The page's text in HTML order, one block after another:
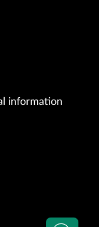
information